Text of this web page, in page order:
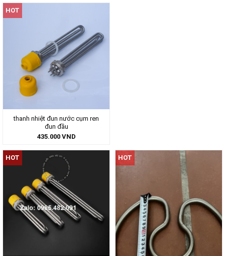
HOT
thanh nhiệt đun nước cụm ren
đun đầu
435.000 VND
HOT HOT